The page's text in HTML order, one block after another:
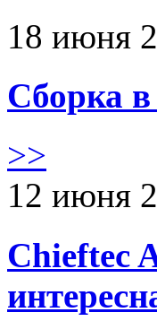
18 июня
Сборка
>>
12 июня
Chieftec